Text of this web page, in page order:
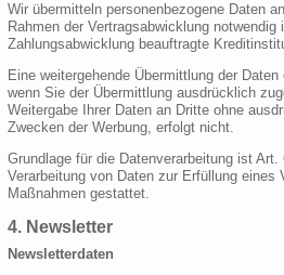
Wir übermitteln personenbezogene Daten
Rahmen der Vertragsabwicklung
Zahlungsabwicklung beauftragte
Eine weitergehende Übermittlung der
wenn Sie der Übermittlung ausdrücklich
Weitergabe Ihrer Daten an Dritte ohne
Zwecken der Werbung, erfolgt nicht.
Grundlage für die Datenverarbeitung ist
Verarbeitung von Daten zur Erfüllung eines
Maßnahmen gestattet.
4. Newsletter
Newsletterdaten